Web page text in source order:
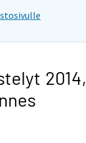
2014,